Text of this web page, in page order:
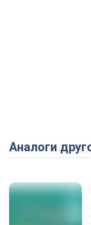
Аналоги